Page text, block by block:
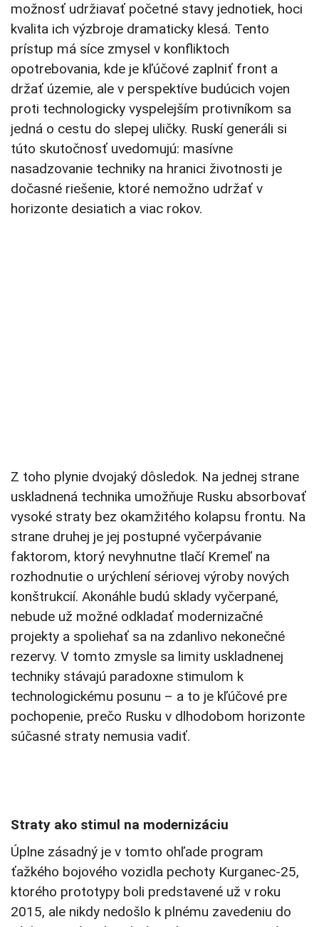
možnosť udržiavať početné stavy jednotiek, hoci
kvalita ich výzbroje dramaticky klesá. Tento
prístup má síce zmysel v konfliktoch
opotrebovania, kde je kľúčové zaplniť front a
držať územie, ale v perspektíve budúcich vojen
proti technologicky vyspelejším protivníkom sa
jedná o cestu do slepej uličky. Ruskí generáli si
túto skutočnosť uvedomujú: masívne
nasadzovanie techniky na hranici životnosti je
dočasné riešenie, ktoré nemožno udržať v
horizonte desiatich a viac rokov.
Z toho plynie dvojaký dôsledok. Na jednej strane
uskladnená technika umožňuje Rusku absorbovať
vysoké straty bez okamžitého kolapsu frontu. Na
strane druhej je jej postupné vyčerpávanie
faktorom, ktorý nevyhnutne tlačí Kremeľ na
rozhodnutie o urýchlení sériovej výroby nových
konštrukcií. Akonáhle budú sklady vyčerpané,
nebude už možné odkladať modernizačné
projekty a spoliehať sa na zdanlivo nekonečné
rezervy. V tomto zmysle sa limity uskladnenej
techniky stávajú paradoxne stimulom k
technologickému posunu – a to je kľúčové pre
pochopenie, prečo Rusku v dlhodobom horizonte
súčasné straty nemusia vadiť.
Straty ako stimul na modernizáciu
Úplne zásadný je v tomto ohľade program
ťažkého bojového vozidla pechoty Kurganec-25,
ktorého prototypy boli predstavené už v roku
2015, ale nikdy nedošlo k plnému zavedeniu do